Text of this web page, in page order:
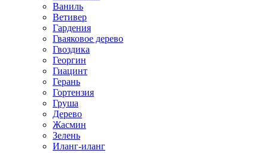
Ваниль
Ветивер
Гардения
Гваяковое дерево
Гвоздика
Георгин
Гиацинт
Герань
Гортензия
Груша
Дерево
Жасмин
Зелень
Иланг-иланг